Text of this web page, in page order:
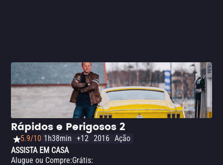
Rápidos e Perigosos 2
5.9/10 1h38min +12 2016 Ação
ASSISTA EM CASA
Alugue ou Compre:Grátis: